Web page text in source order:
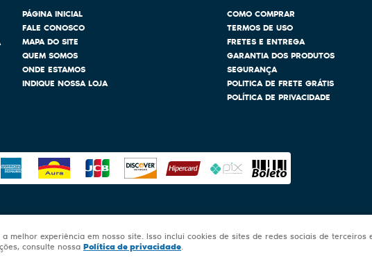
PÁGINA INICIAL
FALE CONOSCO
MAPA DO SITE
QUEM SOMOS
ONDE ESTAMOS
INDIQUE NOSSA LOJA
COMO COMPRAR
TERMOS DE USO
FRETES E ENTREGA
GARANTIA DOS PRODUTOS
SEGURANÇA
POLITICA DE FRETE GRÁTIS
POLÍTICA DE PRIVACIDADE
LOJA VIRTUAL CRIADA POR
a melhor experiência em nosso site. Isso inclui cookies de sites de redes sociais de
consulte nossa Política de privacidade.